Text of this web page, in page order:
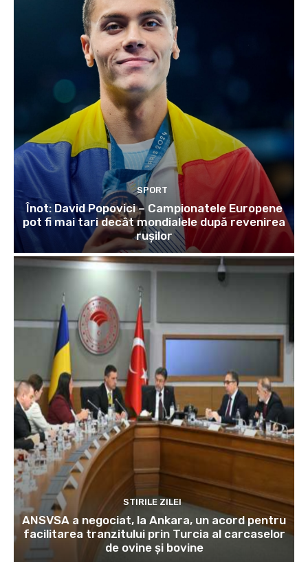
SPORT
Înot: David Popovici – Campionatele Europene
pot fi mai tari decât mondialele după revenirea
rușilor
STIRILE ZILEI
ANSVSA a negociat, la Ankara, un acord pentru
facilitarea tranzitului prin Turcia al carcaselor
de ovine și bovine